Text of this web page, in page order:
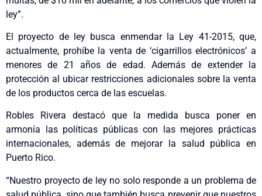
ley”.
El proyecto de ley busca enmendar la Ley 41-2015, que,
actualmente, prohíbe la venta de ‘cigarrillos electrónicos’ a
menores de 21 años de edad. Además de extender la
protección al ubicar restricciones adicionales sobre la venta
de los productos cerca de las escuelas.
Robles Rivera destacó que la medida busca poner en
armonía las políticas públicas con las mejores prácticas
internacionales, además de mejorar la salud pública en
Puerto Rico.
“Nuestro proyecto de ley no solo responde a un problema de